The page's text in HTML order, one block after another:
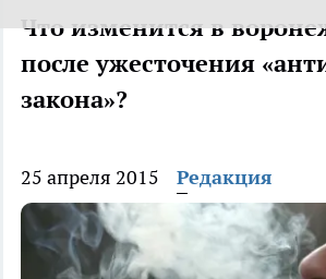
Что изменится в
после ужесточения
закона»?
25 апреля 2015 Редакция